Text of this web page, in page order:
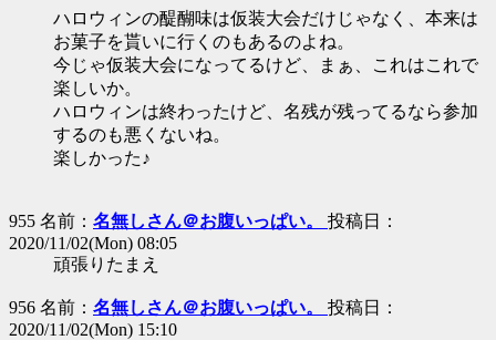
ハロウィンの醍醐味は仮装大会だけじゃなく、本来は
お菓子を貰いに行くのもあるのよね。
今じゃ仮装大会になってるけど、まぁ、これはこれで
楽しいか。
ハロウィンは終わったけど、名残が残ってるなら参加
するのも悪くないね。
楽しかった♪
955 名前： 名無しさん＠お腹いっぱい。 投稿日：
2020/11/02(Mon) 08:05
頑張りたまえ
956 名前： 名無しさん＠お腹いっぱい。 投稿日：
2020/11/02(Mon) 15:10